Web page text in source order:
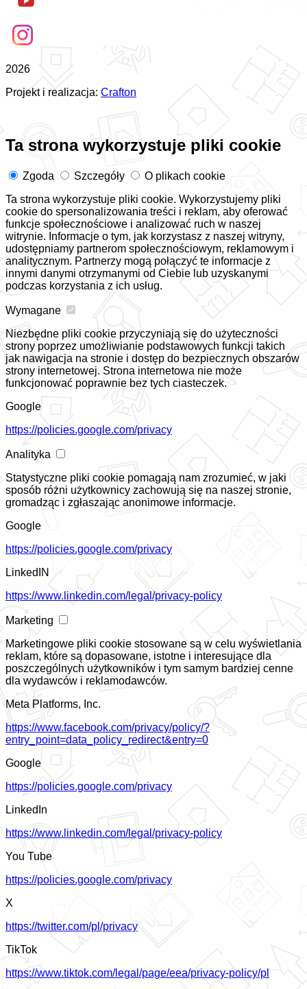
2026
Projekt i realizacja: Crafton
Ta strona wykorzystuje pliki cookie
Zgoda Szczegóły
O plikach cookie
Ta strona wykorzystuje pliki cookie. Wykorzystujemy pliki
cookie do spersonalizowania treści i reklam, aby oferować
funkcje społecznościowe i analizować ruch w naszej
witrynie. Informacje o tym, jak korzystasz z naszej witryny,
udostępniamy partnerom społecznościowym, reklamowym i
analitycznym. Partnerzy mogą połączyć te informacje z
innymi danymi otrzymanymi od Ciebie lub uzyskanymi
podczas korzystania z ich usług.
Wymagane
Niezbędne pliki cookie przyczyniają się do użyteczności
strony poprzez umożliwianie podstawowych funkcji takich
jak nawigacja na stronie i dostęp do bezpiecznych obszarów
strony internetowej. Strona internetowa nie może
funkcjonować poprawnie bez tych ciasteczek.
Google
https://policies.google.com/privacy
Analityka
Statystyczne pliki cookie pomagają nam zrozumieć, w jaki
sposób różni użytkownicy zachowują się na naszej stronie,
gromadząc i zgłaszając anonimowe informacje.
Google
https://policies.google.com/privacy
LinkedIN
https://www.linkedin.com/legal/privacy-policy
Marketing
Marketingowe pliki cookie stosowane są w celu wyświetlania
reklam, które są dopasowane, istotne i interesujące dla
poszczególnych użytkowników i tym samym bardziej cenne
dla wydawców i reklamodawców.
Meta Platforms, Inc.
https://www.facebook.com/privacy/policy/?
entry_point=data_policy_redirect&entry=0
Google
https://policies.google.com/privacy
LinkedIn
https://www.linkedin.com/legal/privacy-policy
You Tube
https://policies.google.com/privacy
X
https://twitter.com/pl/privacy
TikTok
https://www.tiktok.com/legal/page/eea/privacy-policy/pl